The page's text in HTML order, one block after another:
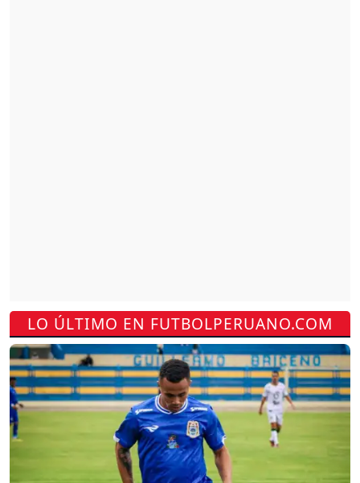
LO ÚLTIMO EN FUTBOLPERUANO.COM